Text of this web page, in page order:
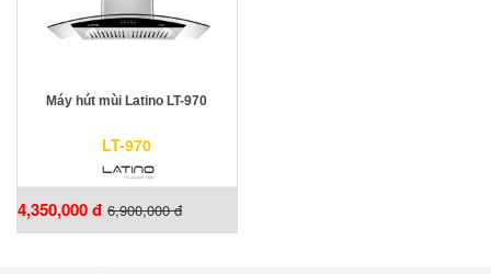
Máy hút mùi Latino LT-970
LT-970
4,350,000 đ 6,900,000 đ